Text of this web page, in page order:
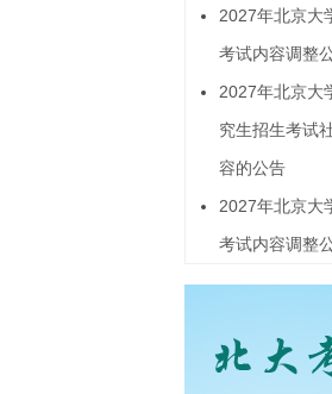
2027年北京大
考试内容调整
2027年北京大
究生招生考试
容的公告
2027年北京大
考试内容调整